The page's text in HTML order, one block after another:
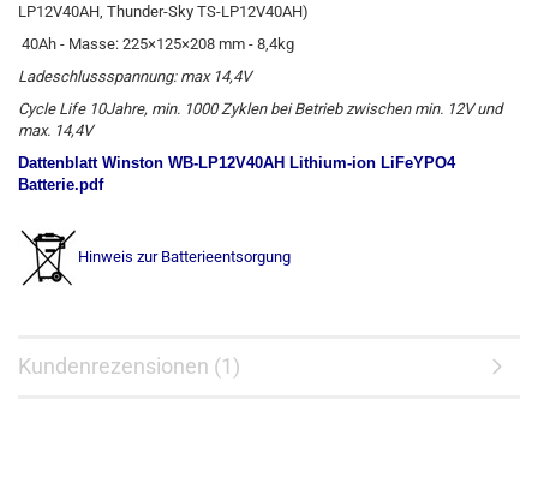
LP12V40AH, Thunder-Sky TS-LP12V40AH)
40Ah - Masse: 225×125×208 mm - 8,4kg
Ladeschlussspannung: max 14,4V
Cycle Life 10Jahre, min. 1000 Zyklen bei Betrieb zwischen min. 12V und
max. 14,4V
Dattenblatt Winston WB-LP12V40AH Lithium-ion LiFeYPO4
Batterie.pdf
Hinweis zur Batterieentsorgung
Kundenrezensionen (1)